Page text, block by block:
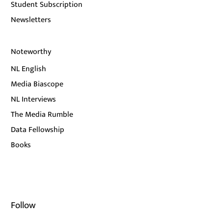
Student Subscription
Newsletters
Noteworthy
NL English
Media Biascope
NL Interviews
The Media Rumble
Data Fellowship
Books
Follow